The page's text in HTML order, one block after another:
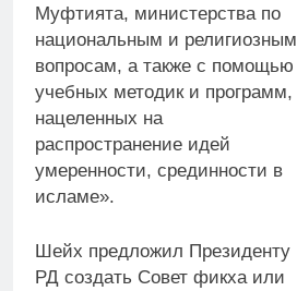
Муфтията, министерства по
национальным и религиозным
вопросам, а также с помощью
учебных методик и программ,
нацеленных на
распространение идей
умеренности, срединности в
исламе».
Шейх предложил Президенту
РД создать Совет фикха или